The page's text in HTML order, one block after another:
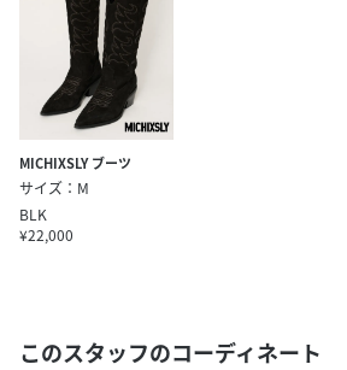
MICHIXSLY ブーツ
サイズ：M
BLK
¥22,000
このスタッフのコーディネート